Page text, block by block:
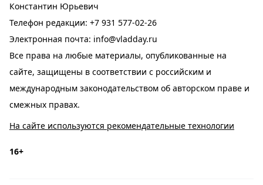
Константин Юрьевич
Телефон редакции: +7 931 577-02-26
Электронная почта: info@vladday.ru
Все права на любые материалы, опубликованные на
сайте, защищены в соответствии с российским и
международным законодательством об авторском праве и
смежных правах.
На сайте используются рекомендательные технологии
16+